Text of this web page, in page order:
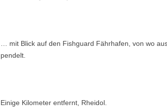
… mit Blick auf den Fishguard Fährhafen, von wo
pendelt.
Einige Kilometer entfernt, Rheidol.